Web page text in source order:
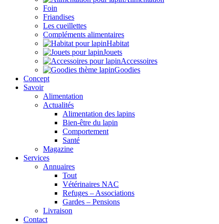
Foin
Friandises
Les cueillettes
Compléments alimentaires
Habitat
Jouets
Accessoires
Goodies
Concept
Savoir
Alimentation
Actualités
Alimentation des lapins
Bien-être du lapin
Comportement
Santé
Magazine
Services
Annuaires
Tout
Vétérinaires NAC
Refuges – Associations
Gardes – Pensions
Livraison
Contact